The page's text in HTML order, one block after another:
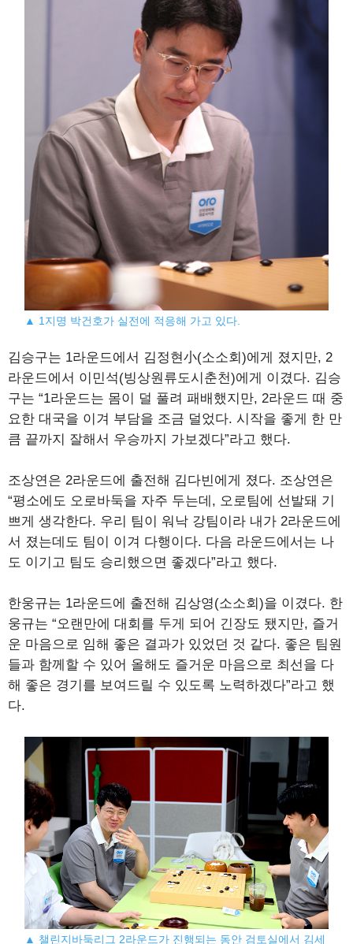
▲ 1지명 박건호가 실전에 적응해 가고 있다.
김승구는 1라운드에서 김정현小(소소회)에게 졌지만, 2
라운드에서 이민석(빙상원류도시춘천)에게 이겼다. 김승
구는 “1라운드는 몸이 덜 풀려 패배했지만, 2라운드 때 중
요한 대국을 이겨 부담을 조금 덜었다. 시작을 좋게 한 만
큼 끝까지 잘해서 우승까지 가보겠다”라고 했다.
조상연은 2라운드에 출전해 김다빈에게 졌다. 조상연은
“평소에도 오로바둑을 자주 두는데, 오로팀에 선발돼 기
쁘게 생각한다. 우리 팀이 워낙 강팀이라 내가 2라운드에
서 졌는데도 팀이 이겨 다행이다. 다음 라운드에서는 나
도 이기고 팀도 승리했으면 좋겠다”라고 했다.
한웅규는 1라운드에 출전해 김상영(소소회)을 이겼다. 한
웅규는 “오랜만에 대회를 두게 되어 긴장도 됐지만, 즐거
운 마음으로 임해 좋은 결과가 있었던 것 같다. 좋은 팀원
들과 함께할 수 있어 올해도 즐거운 마음으로 최선을 다
해 좋은 경기를 보여드릴 수 있도록 노력하겠다”라고 했
다.
▲ 챌린지바둑리그 2라운드가 진행되는 동안 검토실에서 김세